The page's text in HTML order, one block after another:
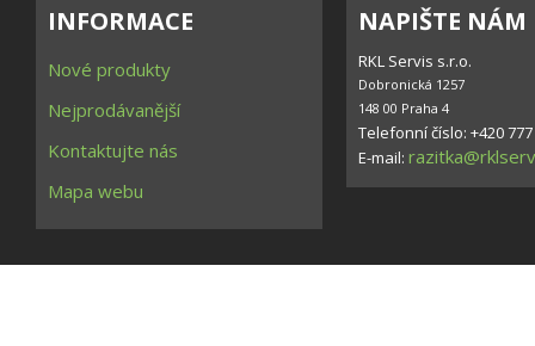
INFORMACE
Nové produkty
Nejprodávanější
Kontaktujte nás
Mapa webu
NAPIŠTE NÁM
RKL Servis s.r.o.
Dobronická 1257
148 00 Praha 4
Telefonní číslo: +420 777
E-mail: